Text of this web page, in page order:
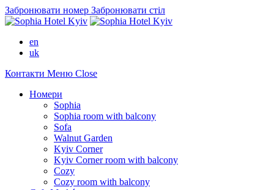
Забронювати номер Забронювати стіл
en
uk
Контакти Меню Close
Номери
Sophia
Sophia room with balcony
Sofa
Walnut Garden
Kyiv Corner
Kyiv Corner room with balcony
Cozy
Cozy room with balcony